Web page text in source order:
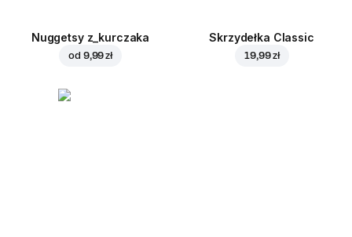
Nuggetsy z_kurczaka
od 9,99 zł
Skrzydełka Classic
19,99 zł